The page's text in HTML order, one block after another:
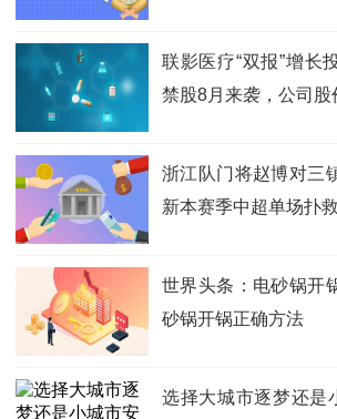
联影医疗“双报”增长
禁股8月来袭，公司股
浙江队门将赵博对三
新本赛季中超单场扑
世界头条：电砂锅开
砂锅开锅正确方法
选择大城市逐梦还是